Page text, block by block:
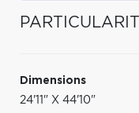
Dimensions
24'11" X 44'10"